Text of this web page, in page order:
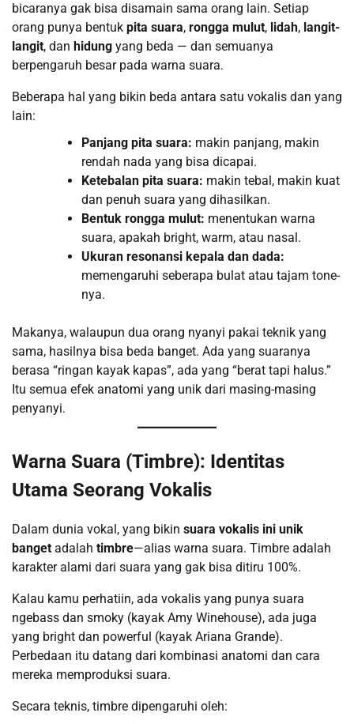
bicaranya gak bisa disamain sama orang lain. Setiap
orang punya bentuk pita suara, rongga mulut, lidah, langit-
langit, dan hidung yang beda — dan semuanya
berpengaruh besar pada warna suara.
Beberapa hal yang bikin beda antara satu vokalis dan yang
lain:
Panjang pita suara: makin panjang, makin
rendah nada yang bisa dicapai.
Ketebalan pita suara: makin tebal, makin kuat
dan penuh suara yang dihasilkan.
Bentuk rongga mulut: menentukan warna
suara, apakah bright, warm, atau nasal.
Ukuran resonansi kepala dan dada:
memengaruhi seberapa bulat atau tajam tone-
nya.
Makanya, walaupun dua orang nyanyi pakai teknik yang
sama, hasilnya bisa beda banget. Ada yang suaranya
berasa “ringan kayak kapas”, ada yang “berat tapi halus.”
Itu semua efek anatomi yang unik dari masing-masing
penyanyi.
Warna Suara (Timbre): Identitas
Utama Seorang Vokalis
Dalam dunia vokal, yang bikin suara vokalis ini unik
banget adalah timbre—alias warna suara. Timbre adalah
karakter alami dari suara yang gak bisa ditiru 100%.
Kalau kamu perhatiin, ada vokalis yang punya suara
ngebass dan smoky (kayak Amy Winehouse), ada juga
yang bright dan powerful (kayak Ariana Grande).
Perbedaan itu datang dari kombinasi anatomi dan cara
mereka memproduksi suara.
Secara teknis, timbre dipengaruhi oleh: